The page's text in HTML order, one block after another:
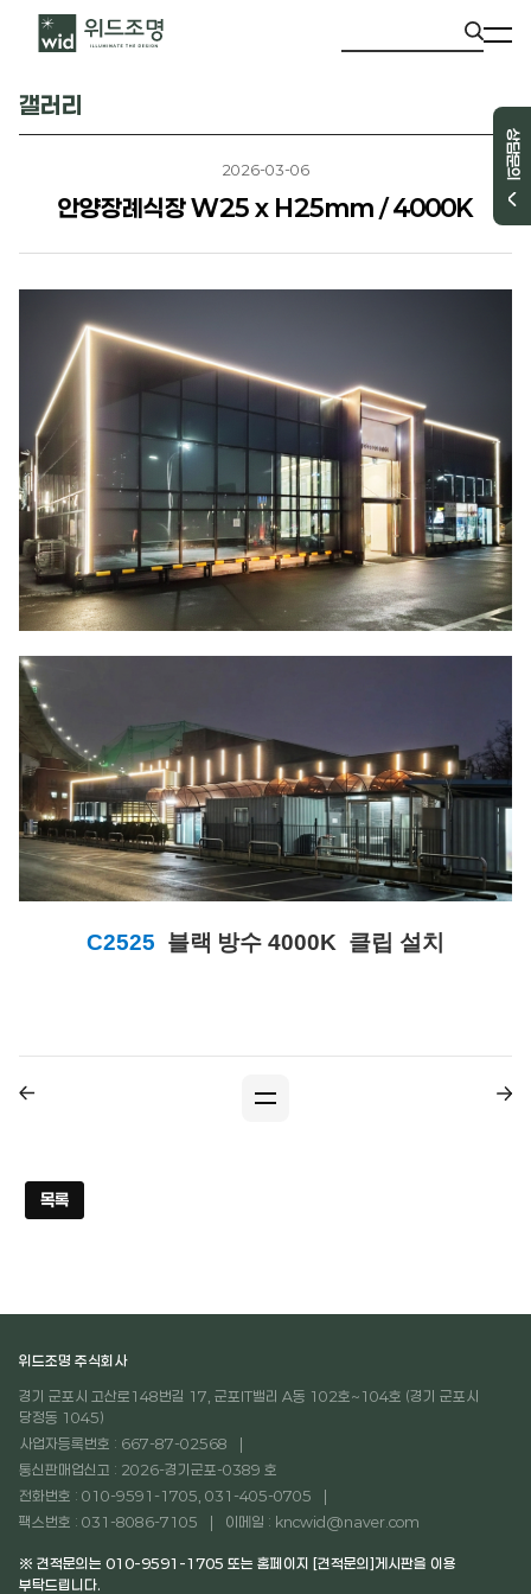
상담문의
갤러리
2026-03-06
안양장례식장 W25 x H25mm / 4000K
C2525 블랙 방수 4000K 클립 설치
목록
위드조명 주식회사
경기 군포시 고산로148번길 17, 군포IT밸리 A동 102호~104호 (경기 군포시
당정동 1045)
사업자등록번호 : 667-87-02568
통신판매업신고 : 2026-경기군포-0389 호
전화번호 : 010-9591-1705, 031-405-0705
팩스번호 : 031-8086-7105
이메일 : kncwid@naver.com
※ 견적문의는 010-9591-1705 또는 홈페이지 [견적문의]게시판을 이용
부탁드립니다.